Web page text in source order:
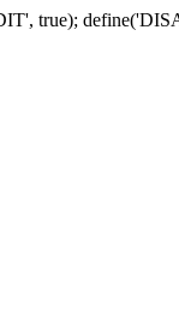
true);